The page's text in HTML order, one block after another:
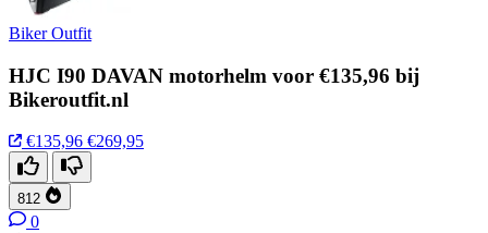
Biker Outfit
HJC I90 DAVAN motorhelm voor €135,96 bij
Bikeroutfit.nl
€135,96 €269,95
812
0